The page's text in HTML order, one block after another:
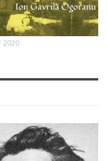
2020